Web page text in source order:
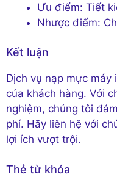
Ưu điểm: Tiết
Nhược điểm:
Kết luận
Dịch vụ nạp mực máy
của khách hàng. Với
nghiệm, chúng tôi
phí. Hãy liên hệ với
lợi ích vượt trội.
Thẻ từ khóa